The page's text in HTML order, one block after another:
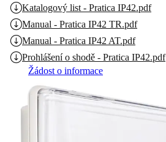
Katalogový list - Pratica IP42.pdf
Manual - Pratica IP42 TR.pdf
Manual - Pratica IP42 AT.pdf
Prohlášení o shodě - Pratica IP42.pdf
Žádost o informace